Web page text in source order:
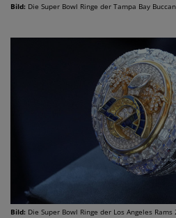
Bild: Die Super Bowl Ringe der Tampa Bay
Bild: Die Super Bowl Ringe der Los Angeles Rams